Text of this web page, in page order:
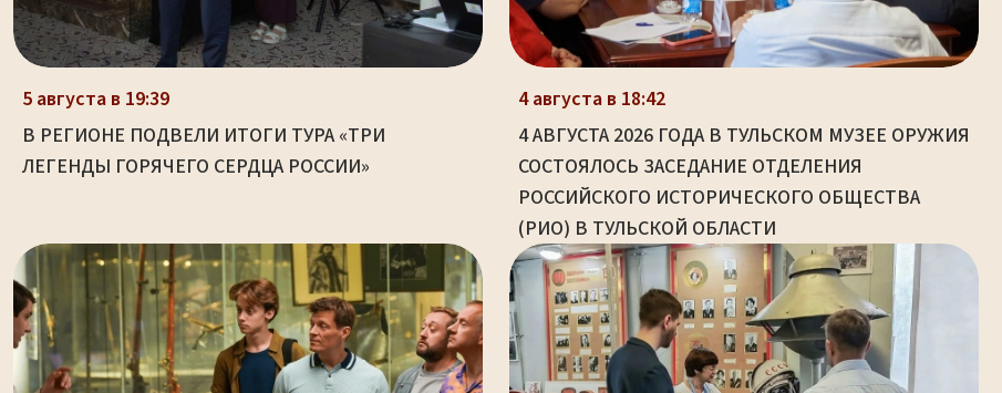
5 августа в 19:39
В РЕГИОНЕ ПОДВЕЛИ ИТОГИ ТУРА «ТРИ
ЛЕГЕНДЫ ГОРЯЧЕГО СЕРДЦА РОССИИ»
4 августа в 18:42
4 АВГУСТА 2026 ГОДА В ТУЛЬСКОМ МУЗЕЕ ОРУЖИЯ
СОСТОЯЛОСЬ ЗАСЕДАНИЕ ОТДЕЛЕНИЯ
РОССИЙСКОГО ИСТОРИЧЕСКОГО ОБЩЕСТВА
(РИО) В ТУЛЬСКОЙ ОБЛАСТИ